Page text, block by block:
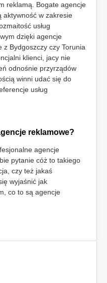
reklamą. Bogate agencje
aktywność w zakresie
usług
dzięki agencje
z Bydgoszczy czy Torunia
klienci, jacy nie
odnośnie przyrządów
winni udać się do
usług
reklamowe?
agencje
pytanie cóż to takiego
czy też jakaś
wyjaśnić jak
co to są agencje